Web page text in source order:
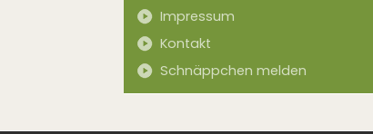
Impressum
Kontakt
Schnäppchen melden